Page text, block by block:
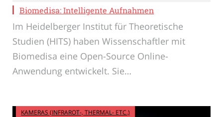
Biomedisa: Intelligente Aufnahmen
Im Heidelberger Institut für Theoretische
Studien (HITS) haben Wissenschaftler mit
Biomedisa eine Open-Source Online-
Anwendung entwickelt. Sie…
KAMERAS (INFRAROT-, THERMAL- ETC.)